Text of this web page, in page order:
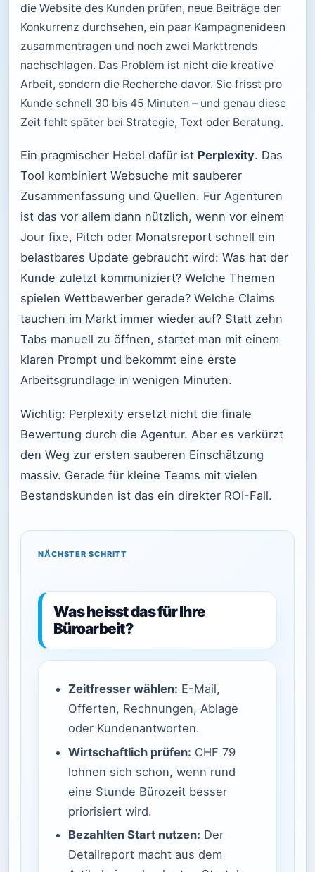
die Website des Kunden prüfen, neue Beiträge der
Konkurrenz durchsehen, ein paar Kampagnenideen
zusammentragen und noch zwei Markttrends
nachschlagen. Das Problem ist nicht die kreative
Arbeit, sondern die Recherche davor. Sie frisst pro
Kunde schnell 30 bis 45 Minuten – und genau diese
Zeit fehlt später bei Strategie, Text oder Beratung.
Ein pragmischer Hebel dafür ist Perplexity. Das
Tool kombiniert Websuche mit sauberer
Zusammenfassung und Quellen. Für Agenturen
ist das vor allem dann nützlich, wenn vor einem
Jour fixe, Pitch oder Monatsreport schnell ein
belastbares Update gebraucht wird: Was hat der
Kunde zuletzt kommuniziert? Welche Themen
spielen Wettbewerber gerade? Welche Claims
tauchen im Markt immer wieder auf? Statt zehn
Tabs manuell zu öffnen, startet man mit einem
klaren Prompt und bekommt eine erste
Arbeitsgrundlage in wenigen Minuten.
Wichtig: Perplexity ersetzt nicht die finale
Bewertung durch die Agentur. Aber es verkürzt
den Weg zur ersten sauberen Einschätzung
massiv. Gerade für kleine Teams mit vielen
Bestandskunden ist das ein direkter ROI-Fall.
NÄCHSTER SCHRITT
Was heisst das für Ihre
Büroarbeit?
Zeitfresser wählen: E-Mail,
Offerten, Rechnungen, Ablage
oder Kundenantworten.
Wirtschaftlich prüfen: CHF 79
lohnen sich schon, wenn rund
eine Stunde Bürozeit besser
priorisiert wird.
Bezahlten Start nutzen: Der
Detailreport macht aus dem